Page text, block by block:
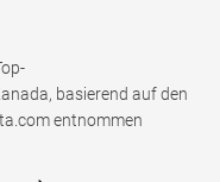
basierend auf den
entnommen